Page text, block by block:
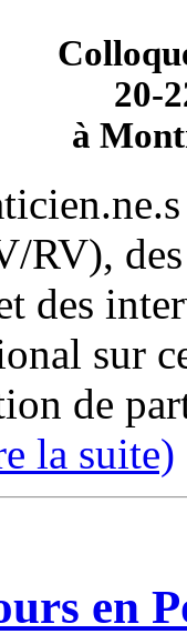
20-
à
RV), des
des
sur
de
la suite)
en